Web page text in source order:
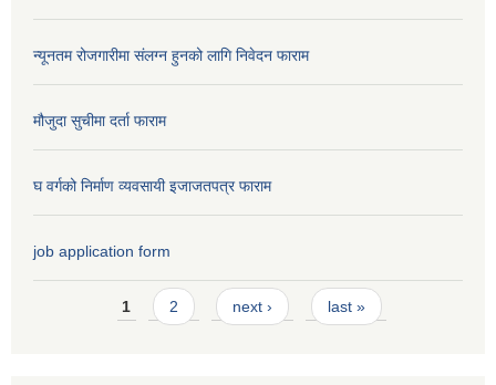
न्यूनतम रोजगारीमा संलग्न हुनको लागि निवेदन फाराम
मौजुदा सुचीमा दर्ता फाराम
घ वर्गको निर्माण व्यवसायी इजाजतपत्र फाराम
job application form
Pages1 2 next › last »